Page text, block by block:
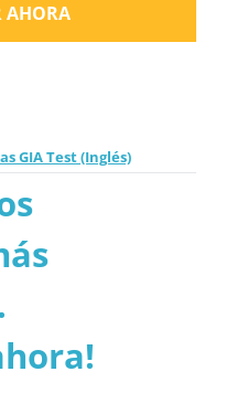
AHORA
GIA Test (Inglés)